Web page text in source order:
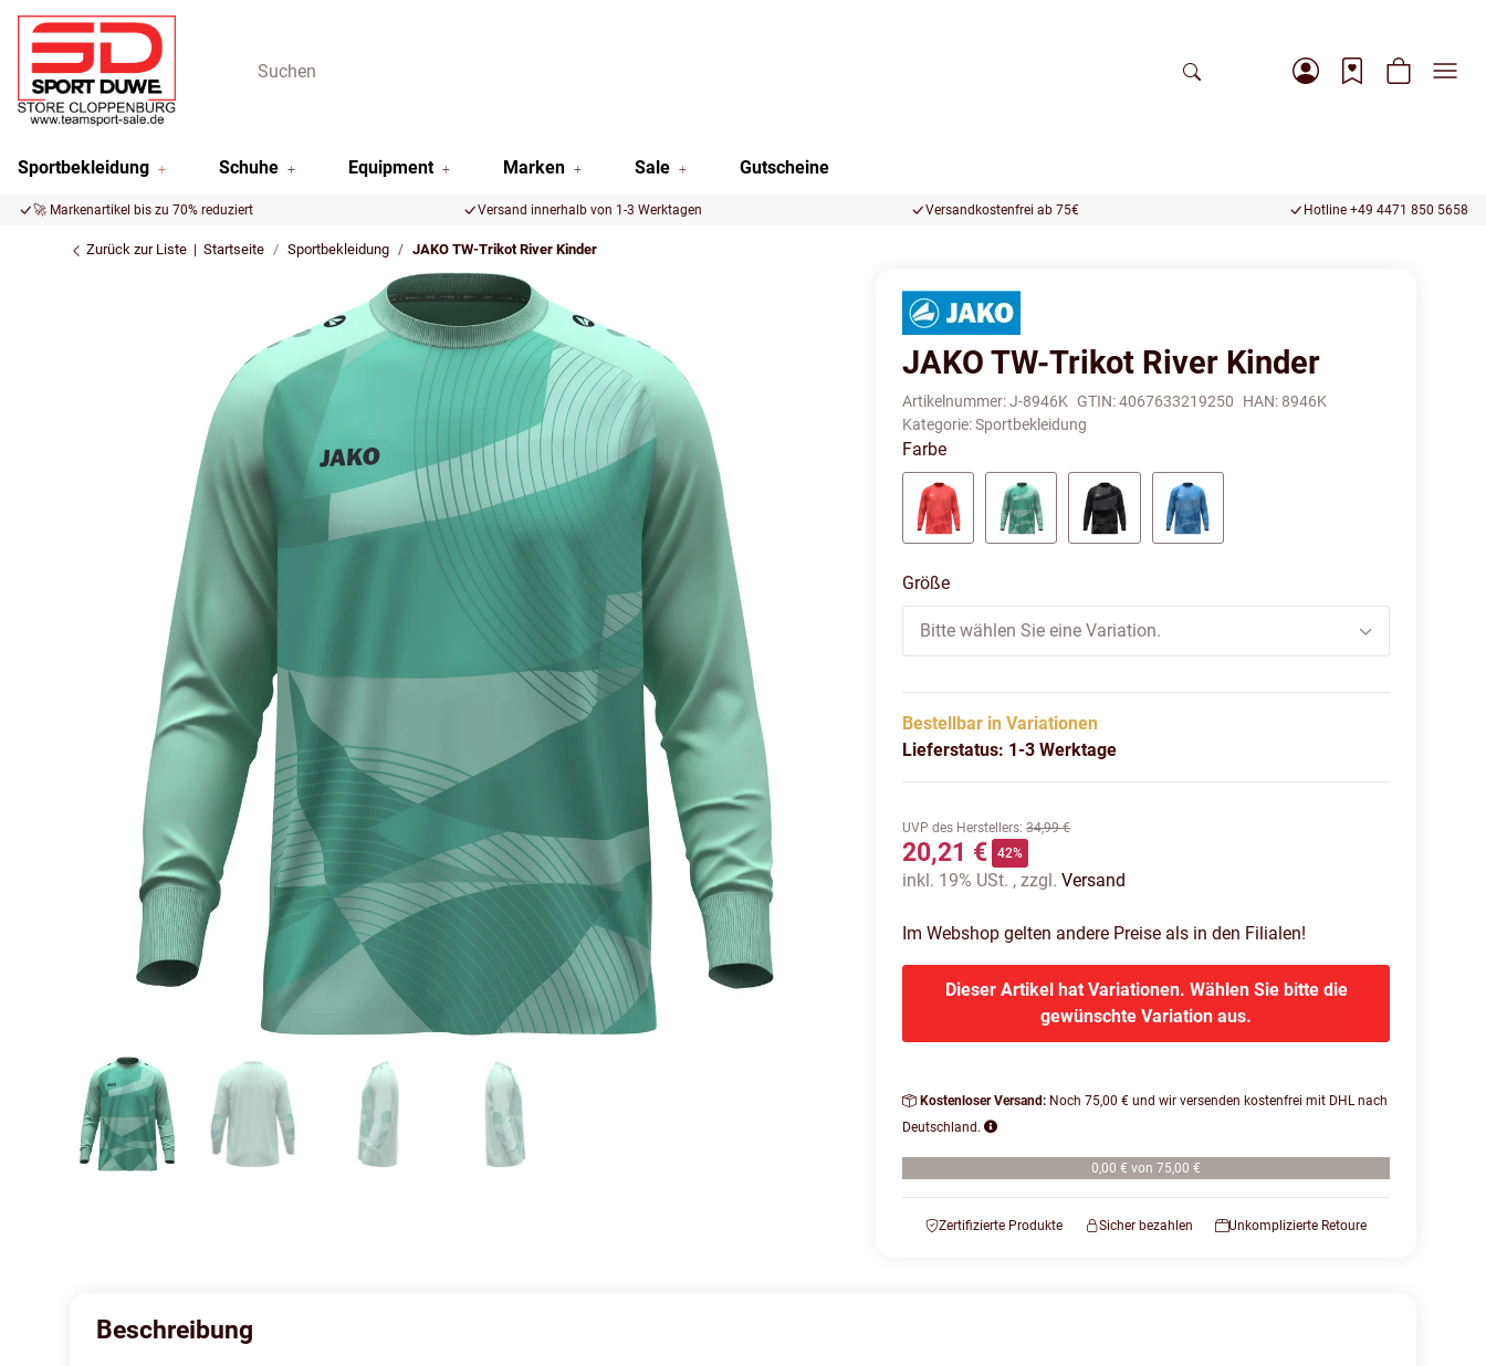
Sportbekleidung Schuhe Equipment Marken Sale Gutscheine
🚀 Markenartikel bis zu 70% reduziert Versand innerhalb von 1-3 Werktagen Versandkostenfrei ab 75€ Hotline +49 4471 850 5658
Zurück zur Liste Startseite Sportbekleidung JAKO TW-Trikot River Kinder
JAKO TW-Trikot River Kinder
Artikelnummer:J-8946K GTIN:4067633219250 HAN: 8946K
Kategorie:Sportbekleidung
Farbe
Größe
Bitte wählen Sie eine Variation.
Bestellbar in Variationen
Lieferstatus: 1-3 Werktage
UVP des Herstellers:34,99 €
20,21 € 42%
inkl. 19% USt. , zzgl.Versand
Im Webshop gelten andere Preise als in den Filialen!
Dieser Artikel hat Variationen. Wählen Sie bitte die
gewünschte Variation aus.
Kostenloser Versand: Noch 75,00 € und wir versenden kostenfrei mit DHL nach
Deutschland.
0,00 € von 75,00 €
Zertifizierte Produkte Sicher bezahlen Unkomplizierte Retoure
Beschreibung